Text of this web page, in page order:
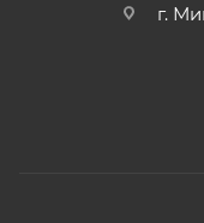
г.